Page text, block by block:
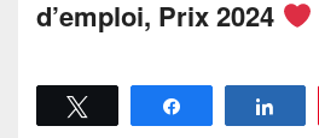
d’emploi, Prix 2024
Partagez